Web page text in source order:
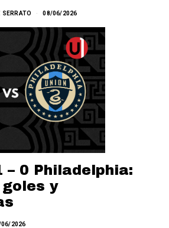
SERRATO 08/06/2026
– 0 Philadelphia:
goles y
2026